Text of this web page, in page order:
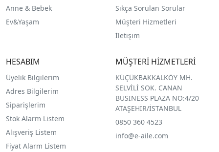
Anne & Bebek
Ev&Yaşam
Sıkça Sorulan Sorular
Müşteri Hizmetleri
İletişim
HESABIM
Üyelik Bilgilerim
Adres Bilgilerim
Siparişlerim
Stok Alarm Listem
Alışveriş Listem
Fiyat Alarm Listem
MÜŞTERİ HİZMETLERİ
KÜÇÜKBAKKALKÖY MH.
SELVİLİ SOK. CANAN
BUSINESS PLAZA NO:4/20
ATAŞEHİR/İSTANBUL
0850 360 4523
info@e-aile.com